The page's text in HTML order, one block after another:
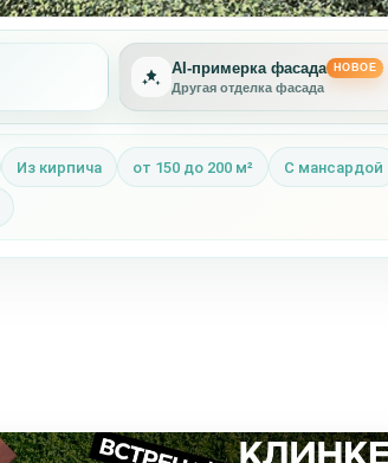
AI-примерка фасада НОВОЕ
Новая стилистика дома
Из кирпича от 150 до 200 м² С мансардой